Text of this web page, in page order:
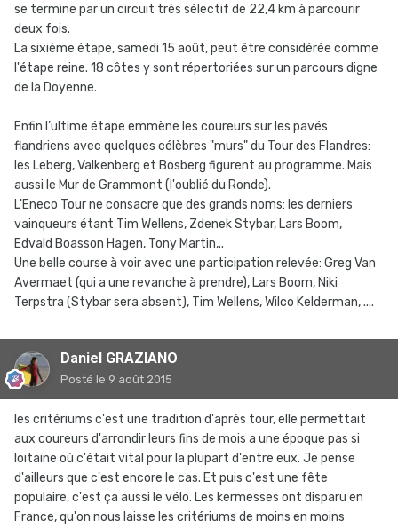
se termine par un circuit très sélectif de 22,4 km à parcourir
deux fois.
La sixième étape, samedi 15 août, peut être considérée comme
l'étape reine. 18 côtes y sont répertoriées sur un parcours digne
de la Doyenne.
Enfin l’ultime étape emmène les coureurs sur les pavés
flandriens avec quelques célèbres "murs" du Tour des Flandres:
les Leberg, Valkenberg et Bosberg figurent au programme. Mais
aussi le Mur de Grammont (l'oublié du Ronde).
L'Eneco Tour ne consacre que des grands noms: les derniers
vainqueurs étant Tim Wellens, Zdenek Stybar, Lars Boom,
Edvald Boasson Hagen, Tony Martin,..
Une belle course à voir avec une participation relevée: Greg Van
Avermaet (qui a une revanche à prendre), Lars Boom, Niki
Terpstra (Stybar sera absent), Tim Wellens, Wilco Kelderman, ....
Daniel GRAZIANO
Posté le 9 août 2015
les critériums c'est une tradition d'après tour, elle permettait
aux coureurs d'arrondir leurs fins de mois a une époque pas si
loitaine où c'était vital pour la plupart d'entre eux. Je pense
d'ailleurs que c'est encore le cas. Et puis c'est une fête
populaire, c'est ça aussi le vélo. Les kermesses ont disparu en
France, qu'on nous laisse les critériums de moins en moins